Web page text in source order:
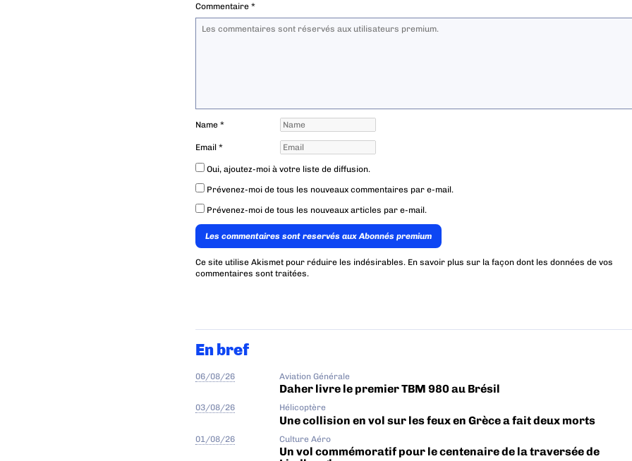
Commentaire *
Name *
Email *
Oui, ajoutez-moi à votre liste de diffusion.
Prévenez-moi de tous les nouveaux commentaires par e-mail.
Prévenez-moi de tous les nouveaux articles par e-mail.
Les commentaires sont reservés aux Abonnés premium
Ce site utilise Akismet pour réduire les indésirables. En savoir plus sur la façon dont les données de vos
commentaires sont traitées.
En bref
06/08/26 Aviation Générale
Daher livre le premier TBM 980 au Brésil
03/08/26 Hélicoptère
Une collision en vol sur les feux en Grèce a fait deux morts
01/08/26 Culture Aéro
Un vol commémoratif pour le centenaire de la traversée de